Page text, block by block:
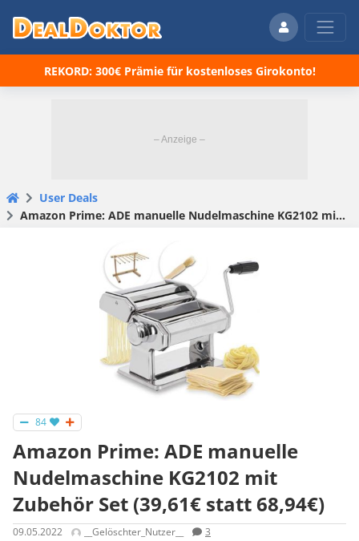
REKORD: 300€ Prämie für kostenloses Girokonto!
User Deals
Amazon Prime: ADE manuelle Nudelmaschine KG2102 mit Zubehör Set (39,61€ statt 68,94€)
84
Amazon Prime: ADE manuelle
Nudelmaschine KG2102 mit
Zubehör Set (39,61€ statt 68,94€)
09.05.2022 __Gelöschter_Nutzer__ 3